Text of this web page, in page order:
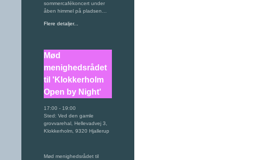
sommercafékoncert under
åben himmel på pladsen…
Flere detaljer...
Mød
menighedsrådet
til 'Klokkerholm
Open by Night'
17:00 - 19:00
Sted: Ved den gamle
grovvarehal, Hellevadvej 3,
Klokkerholm, 9320 Hjallerup
Mød menighedsrådet til